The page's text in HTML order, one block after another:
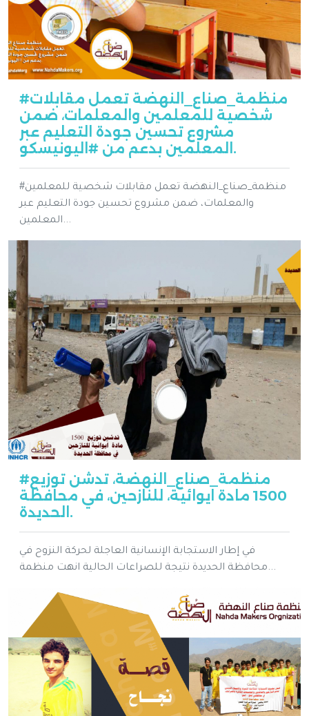
#منظمة_صناع_النهضة تعمل مقابلات
شخصية للمعلمين والمعلمات، ضمن
مشروع تحسين جودة التعليم عبر
المعلمين بدعم من #اليونيسكو.
#منظمة_صناع_النهضة تعمل مقابلات شخصية للمعلمين
والمعلمات، ضمن مشروع تحسين جودة التعليم عبر
المعلمين...
#منظمة_صناع_النهضة، تدشن توزيع
1500 مادة ايوائية، للنازحين، في محافظة
الحديدة.
في إطار الاستجابة الإنسانية العاجلة لحركة النزوح في
محافظة الحديدة نتيجة للصراعات الحالية انهت منظمة...